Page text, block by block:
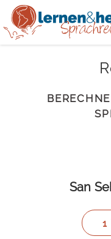
San